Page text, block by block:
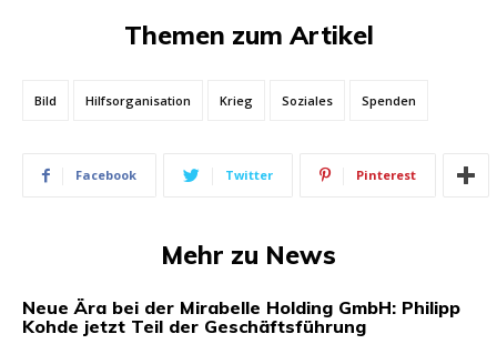
Themen zum Artikel
Bild Hilfsorganisation Krieg Soziales Spenden
Facebook Twitter Pinterest
Mehr zu News
Neue Ära bei der Mirabelle Holding GmbH: Philipp
Kohde jetzt Teil der Geschäftsführung